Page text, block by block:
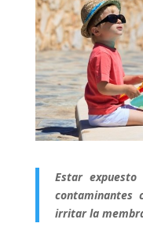
Estar
contaminantes
irritar la